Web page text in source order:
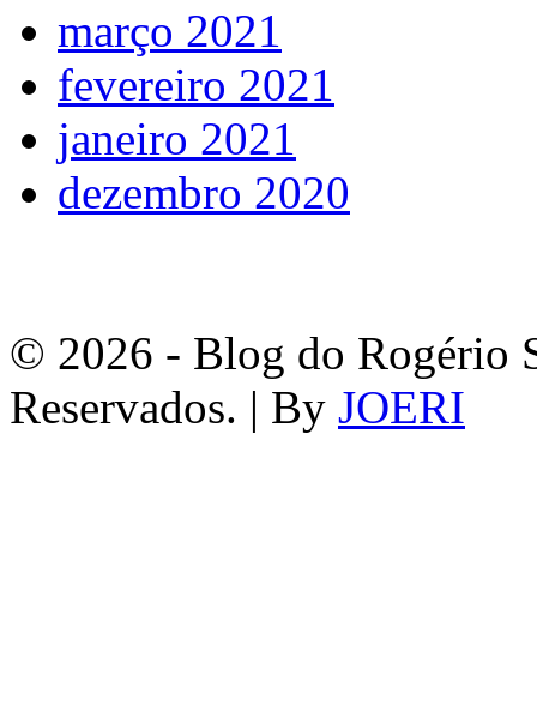
março 2021
fevereiro 2021
janeiro 2021
dezembro 2020
© 2026 - Blog do Rogério
Reservados. | By JOERI